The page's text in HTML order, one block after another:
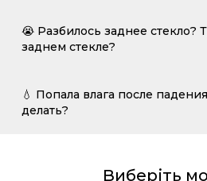
😭 Разбилось заднее стекло?
заднем стекле?
💧 Попала влага после
делать?
Виберіть